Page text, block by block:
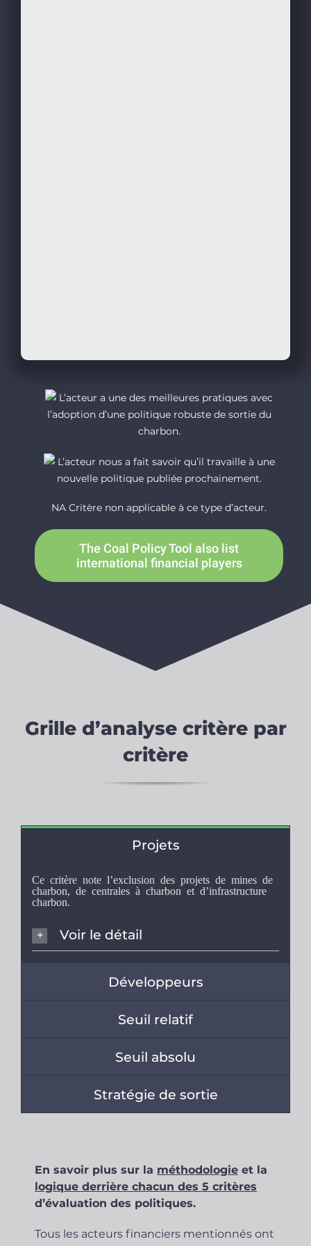
L’acteur a une des meilleures pratiques avec
l’adoption d’une politique robuste de sortie du
charbon.
L’acteur nous a fait savoir qu’il travaille à une
nouvelle politique publiée prochainement.
NA Critère non applicable à ce type d’acteur.
The Coal Policy Tool also list
international financial players
Grille d’analyse critère par
critère
Projets
Ce critère note l’exclusion des projets de mines de
charbon, de centrales à charbon et d’infrastructure
charbon.
Voir le détail
Développeurs
Seuil relatif
Seuil absolu
Stratégie de sortie
En savoir plus sur la méthodologie et la
logique derrière chacun des 5 critères
d’évaluation des politiques.
Tous les acteurs financiers mentionnés ont